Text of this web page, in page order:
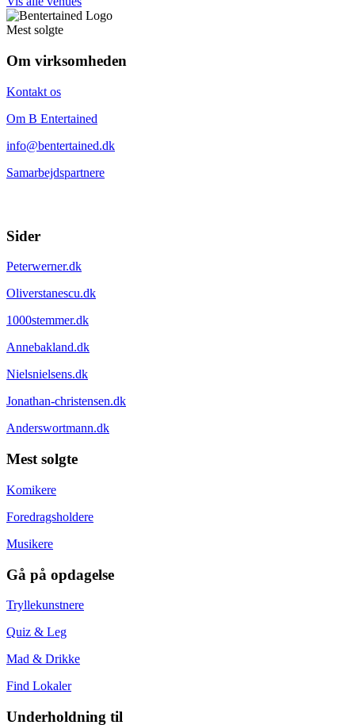
Mest solgte
Om virksomheden
Kontakt os
Om B Entertained
info@bentertained.dk
Samarbejdspartnere
Sider
Peterwerner.dk
Oliverstanescu.dk
1000stemmer.dk
Annebakland.dk
Nielsnielsens.dk
Jonathan-christensen.dk
Anderswortmann.dk
Mest solgte
Komikere
Foredragsholdere
Musikere
Gå på opdagelse
Tryllekunstnere
Quiz & Leg
Mad & Drikke
Find Lokaler
Underholdning til